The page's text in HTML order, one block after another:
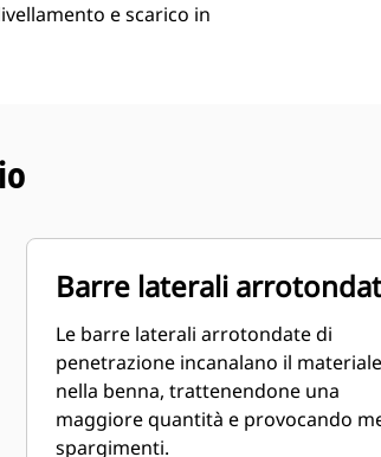
e scarico in
Barre laterali
Le barre laterali arrotondate di
penetrazione incanalano il materiale
nella benna, trattenendone una
maggiore quantità e provocando
spargimenti.